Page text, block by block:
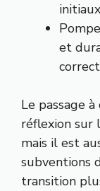
et
Le passage
réflexion sur
mais il est
subventions
transition